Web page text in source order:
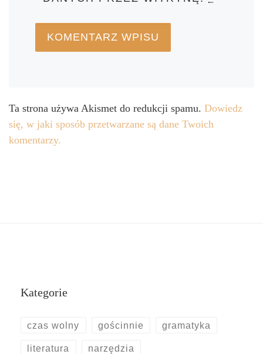
Ta strona używa Akismet do redukcji spamu. Dowiedz
się, w jaki sposób przetwarzane są dane Twoich
komentarzy.
Kategorie
czas wolny gościnnie gramatyka
literatura narzędzia